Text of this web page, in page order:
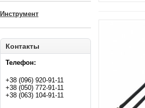
Инструмент
Контакты
Телефон:
+38 (096) 920-91-11
+38 (050) 772-91-11
+38 (063) 104-91-11